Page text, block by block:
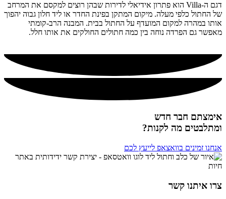
דגם ה-Villa הוא פתרון אידיאלי לדירות שבהן רוצים למקסם את המרחב
של החתול כלפי מעלה. מיקום המתקן בפינת החדר או ליד חלון גבוה יהפוך
אותו במהרה למקום המועדף על החתול בבית. המבנה הרב-קומתי
מאפשר גם הפרדה נוחה בין כמה חתולים החולקים את אותו חלל.
אימצתם חבר חדש
ומתלבטים מה לקנות?
אנחנו זמינים בוואצאפ לייעץ לכם
צרו איתנו קשר